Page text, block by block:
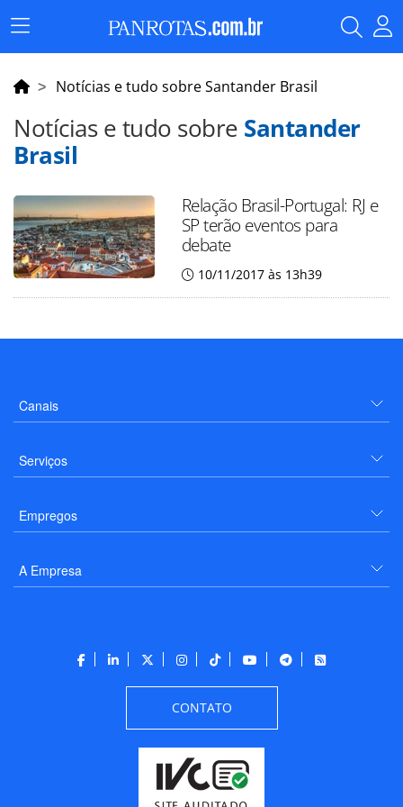
Menu
Principal
Notícias e tudo sobre Santander Brasil
Notícias e tudo sobre Santander
Brasil
Relação Brasil-Portugal: RJ e
SP terão eventos para
debate
10/11/2017 às 13h39
Canais
Serviços
Empregos
A Empresa
CONTATO